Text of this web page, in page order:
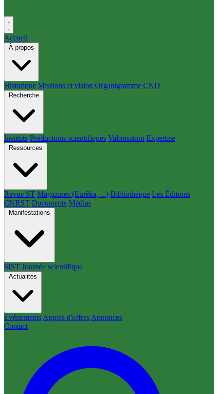
Accueil
À propos
Historique Missions et vision Organigramme CND
Recherche
Instituts Productions scientifiques Valorisation Expertise
Ressources
Revue ST Magazines (Eurêka, ...) Bibliothèque Les Éditions
CNRST Documents Médias
Manifestations
SIST Journée scientifique
Actualités
Événements Appels d'offres Annonces
Contact